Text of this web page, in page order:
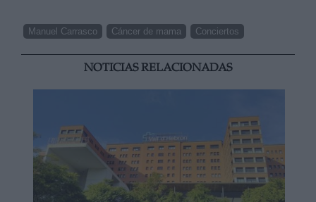
Manuel Carrasco Cáncer de mama Conciertos
NOTICIAS RELACIONADAS